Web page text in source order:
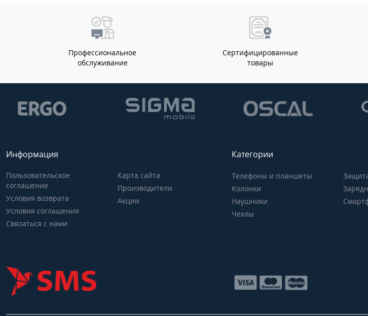
Профессиональное
обслуживание
Сертифицированные
товары
Информация
Пользовательское
соглашение
Условия возврата
Условия соглашения
Связаться с нами
Карта сайта
Производители
Акции
Категории
Телефоны и планшеты
Колонки
Наушники
Чехлы